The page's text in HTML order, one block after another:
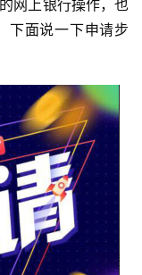
网上银行操作，也
下面说一下申请步